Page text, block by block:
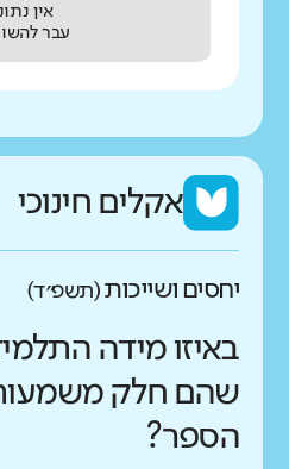
אין
עבר
אקלים חינוכי
יחסים ושייכות(תשפ״ד)
באיזו מידה
שהם חלק
הספר?